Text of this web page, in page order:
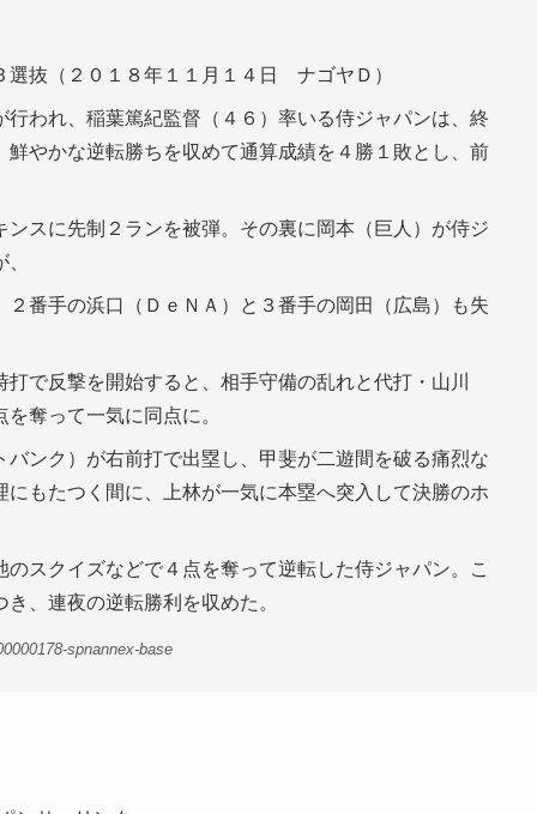
抜（２０１８年１１月１４日 ナゴヤＤ）
われ、稲葉篤紀監督（４６）率いる侍ジャパンは、終
やかな逆転勝ちを収めて通算成績を４勝１敗とし、前
スに先制２ランを被弾。その裏に岡本（巨人）が侍ジ
番手の浜口（ＤｅＮＡ）と３番手の岡田（広島）も失
で反撃を開始すると、相手守備の乱れと代打・山川
奪って一気に同点に。
ンク）が右前打で出塁し、甲斐が二遊間を破る痛烈な
もたつく間に、上林が一気に本塁へ突入して決勝のホ
スクイズなどで４点を奪って逆転した侍ジャパン。こ
、連夜の逆転勝利を収めた。
spnannex-base